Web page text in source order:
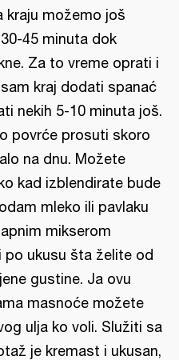
kraju možemo još
45 minuta dok
Za to vreme oprati i
kraj dodati spanać
nekih 5-10 minuta još.
povrće prosuti skoro
na dnu. Možete
kad izblendirate bude
mleko ili pavlaku
mikserom
ukusu šta želite od
gustine. Ja ovu
masnoće možete
ulja ko voli. Služiti sa
je kremast i ukusan,